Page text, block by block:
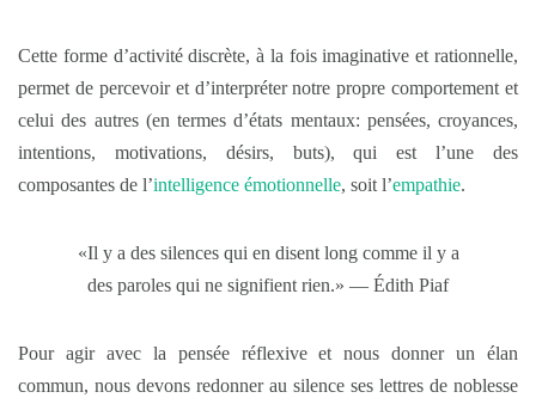
Cette forme d’activité discrète, à la fois imaginative et rationnelle,
permet de percevoir et d’interpréter notre propre comportement et
celui des autres (en termes d’états mentaux: pensées, croyances,
intentions, motivations, désirs, buts), qui est l’une des
composantes de l’intelligence émotionnelle, soit l’empathie.
«Il y a des silences qui en disent long comme il y a
des paroles qui ne signifient rien.» — Édith Piaf
Pour agir avec la pensée réflexive et nous donner un élan
commun, nous devons redonner au silence ses lettres de noblesse